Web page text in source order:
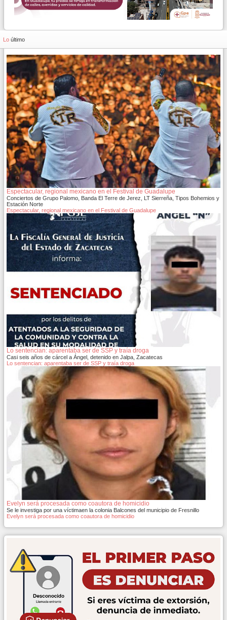
Lo último
Espectacular, regional mexicano en el Festival de Guadalupe
Conciertos de Grupo Palomo, Banda El Terre de Jerez, LT Sierreña, Tipos Bohemios y
Estación Norte
Espectacular, regional mexicano en el Festival de Guadalupe
Lo sentencian: aparentaba ser de SSP y traía droga
Casi seis años de cárcel a Ángel, detenido en Jalpa, Zacatecas
Lo sentencian: aparentaba ser de SSP y traía droga
Evelyn será procesada como coautora de homicidio
Se le investiga por una víctimaen la colonia Balcones del municipio de Fresnillo
Evelyn será procesada como coautora de homicidio